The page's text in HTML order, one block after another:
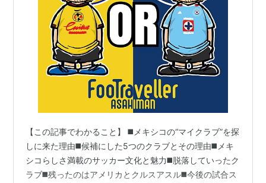
【この記事でわかること】 ◼️メキシコの“マイクラブ”を探
しに来た理由◼️候補にした5つのクラブとその理由◼️メキ
シコらしさ満載のサッカー文化と魅力◼️脱落していったク
ラブ◼️残ったのはアメリカとクルスアスル◼️今後の試合ス